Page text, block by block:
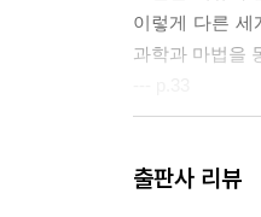
이렇게 다른 세
과학과 마법을
응하게 된다.
출판사 리뷰